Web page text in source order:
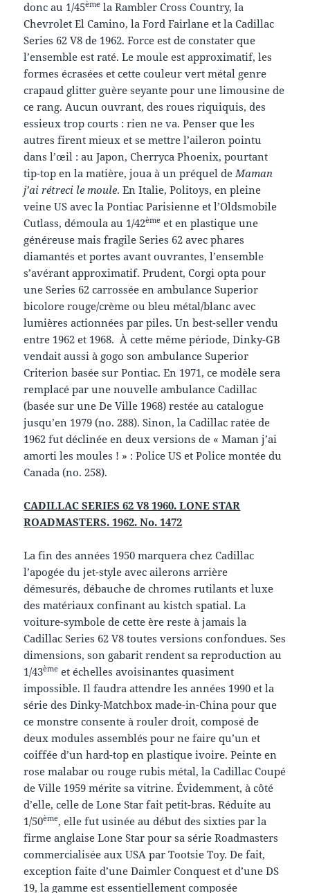
donc au 1/45ème la Rambler Cross Country, la
Chevrolet El Camino, la Ford Fairlane et la Cadillac
Series 62 V8 de 1962. Force est de constater que
l’ensemble est raté. Le moule est approximatif, les
formes écrasées et cette couleur vert métal genre
crapaud glitter guère seyante pour une limousine de
ce rang. Aucun ouvrant, des roues riquiquis, des
essieux trop courts : rien ne va. Penser que les
autres firent mieux et se mettre l’aileron pointu
dans l’œil : au Japon, Cherryca Phoenix, pourtant
tip-top en la matière, joua à un préquel de Maman
j’ai rétreci le moule. En Italie, Politoys, en pleine
veine US avec la Pontiac Parisienne et l’Oldsmobile
Cutlass, démoula au 1/42ème et en plastique une
généreuse mais fragile Series 62 avec phares
diamantés et portes avant ouvrantes, l’ensemble
s’avérant approximatif. Prudent, Corgi opta pour
une Series 62 carrossée en ambulance Superior
bicolore rouge/crème ou bleu métal/blanc avec
lumières actionnées par piles. Un best-seller vendu
entre 1962 et 1968. À cette même période, Dinky-GB
vendait aussi à gogo son ambulance Superior
Criterion basée sur Pontiac. En 1971, ce modèle sera
remplacé par une nouvelle ambulance Cadillac
(basée sur une De Ville 1968) restée au catalogue
jusqu’en 1979 (no. 288). Sinon, la Cadillac ratée de
1962 fut déclinée en deux versions de « Maman j’ai
amorti les moules ! » : Police US et Police montée du
Canada (no. 258).
CADILLAC SERIES 62 V8 1960. LONE STAR
ROADMASTERS. 1962. No. 1472
La fin des années 1950 marquera chez Cadillac
l’apogée du jet-style avec ailerons arrière
démesurés, débauche de chromes rutilants et luxe
des matériaux confinant au kistch spatial. La
voiture-symbole de cette ère reste à jamais la
Cadillac Series 62 V8 toutes versions confondues. Ses
dimensions, son gabarit rendent sa reproduction au
1/43ème et échelles avoisinantes quasiment
impossible. Il faudra attendre les années 1990 et la
série des Dinky-Matchbox made-in-China pour que
ce monstre consente à rouler droit, composé de
deux modules assemblés pour ne faire qu’un et
coiffée d’un hard-top en plastique ivoire. Peinte en
rose malabar ou rouge rubis métal, la Cadillac Coupé
de Ville 1959 mérite sa vitrine. Évidemment, à côté
d’elle, celle de Lone Star fait petit-bras. Réduite au
1/50ème, elle fut usinée au début des sixties par la
firme anglaise Lone Star pour sa série Roadmasters
commercialisée aux USA par Tootsie Toy. De fait,
exception faite d’une Daimler Conquest et d’une DS
19, la gamme est essentiellement composée